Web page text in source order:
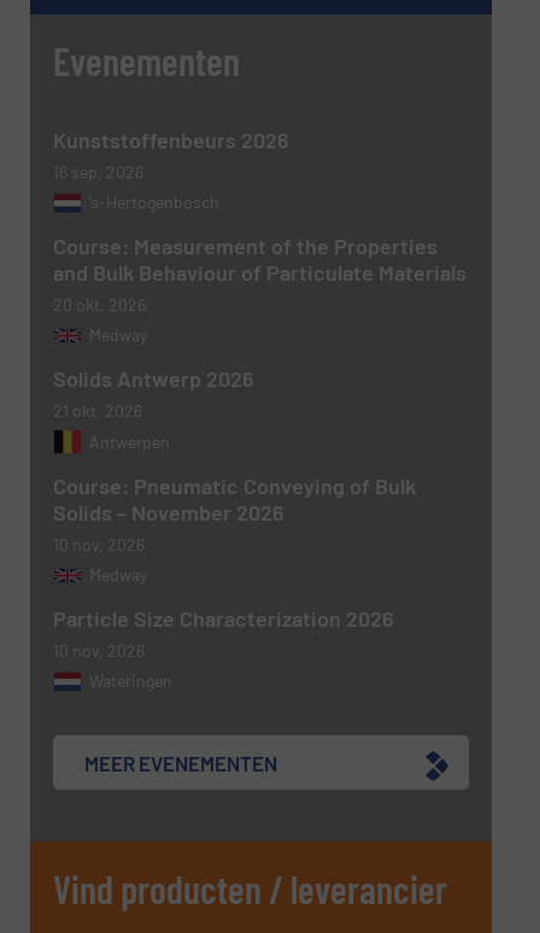
Nieuwsbrief
Ja, schrijf mij in voor de BulkTech
CAPTCHA
VERSTUREN
Evenementen
Kunststoffenbeurs 2026
16 sep, 2026
’s-Hertogenbosch
Course: Measurement of the Properties
and Bulk Behaviour of Particulate Materials
20 okt, 2026
Medway
Solids Antwerp 2026
21 okt, 2026
Antwerpen
Course: Pneumatic Conveying of Bulk
Solids – November 2026
10 nov, 2026
Medway
Particle Size Characterization 2026
10 nov, 2026
Wateringen
MEER EVENEMENTEN
Vind producten / leverancier